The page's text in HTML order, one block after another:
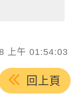
上午 01:54:03
回上頁